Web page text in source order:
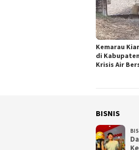
Kemarau
di
Krisis Air
BISNIS